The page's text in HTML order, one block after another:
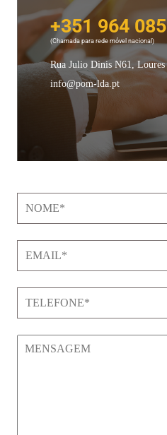
+351 964
(Chamada para rede móvel nacional)
Rua Julio Dinis N61, Loures
info@pom-lda.pt